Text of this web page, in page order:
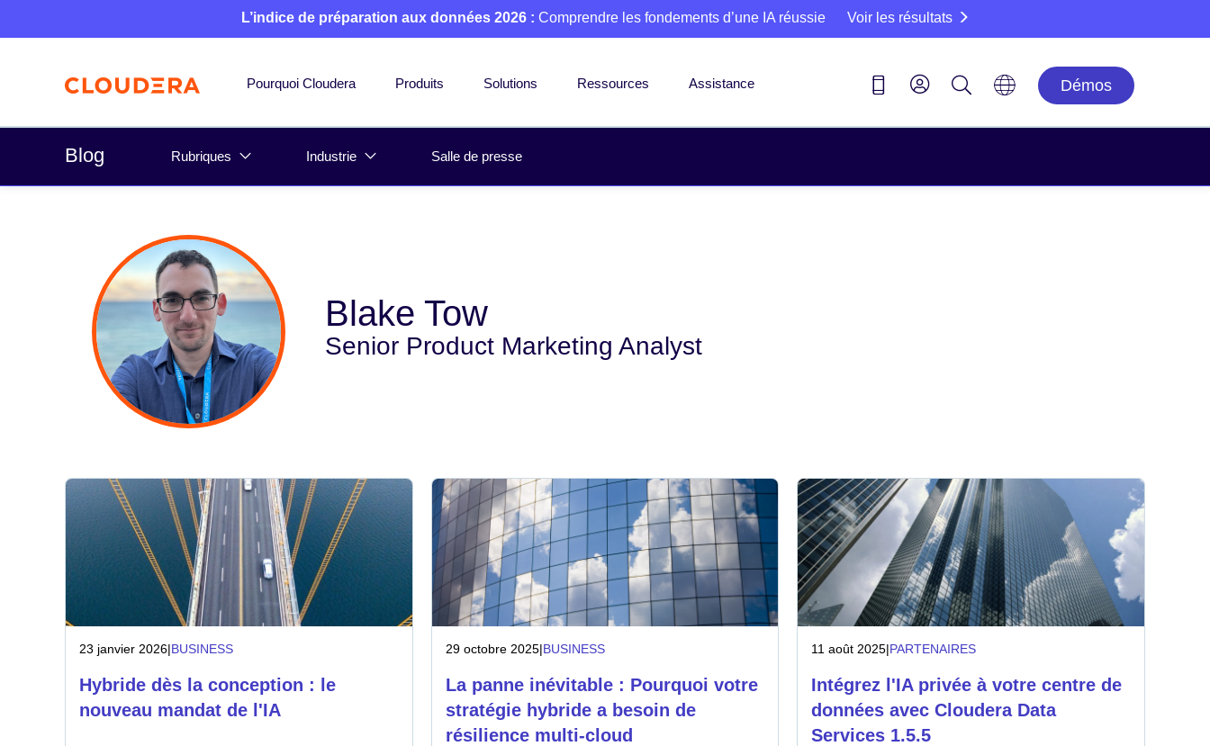
L’indice de préparation aux données 2026 : Comprendre les fondements d’une IA réussie Voir les résultats
Pourquoi Cloudera Produits Solutions Ressources Assistance Démos
Blog Rubriques Industrie Salle de presse
Blake Tow
Senior Product Marketing Analyst
23 janvier 2026|BUSINESS
Hybride dès la conception : le
nouveau mandat de l'IA
29 octobre 2025|BUSINESS
La panne inévitable : Pourquoi votre
stratégie hybride a besoin de
résilience multi-cloud
11 août 2025|PARTENAIRES
Intégrez l'IA privée à votre centre de
données avec Cloudera Data
Services 1.5.5